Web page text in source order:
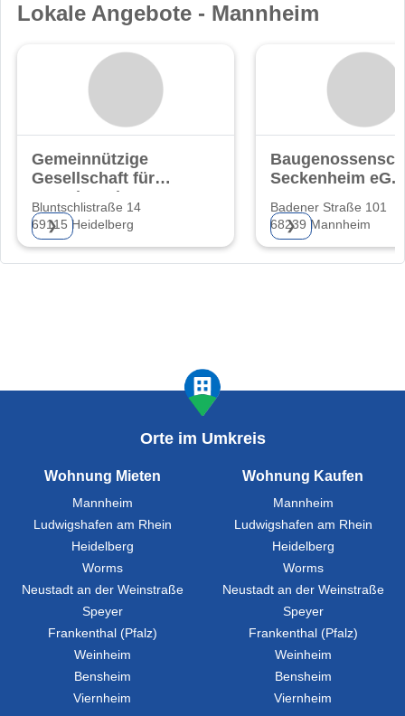
Lokale Angebote - Mannheim
Gemeinnützige
Gesellschaft für
Grund- und
Bluntschlistraße 14
69115 Heidelberg
❯
Seckenheim eG.
Badener Straße 101
68239 Mannheim
❯
Orte im Umkreis
Wohnung Mieten
Mannheim
Ludwigshafen am Rhein
Heidelberg
Worms
Neustadt an der Weinstraße
Speyer
Frankenthal (Pfalz)
Weinheim
Bensheim
Viernheim
Wohnung Kaufen
Mannheim
Ludwigshafen am Rhein
Heidelberg
Worms
Neustadt an der Weinstraße
Speyer
Frankenthal (Pfalz)
Weinheim
Bensheim
Viernheim